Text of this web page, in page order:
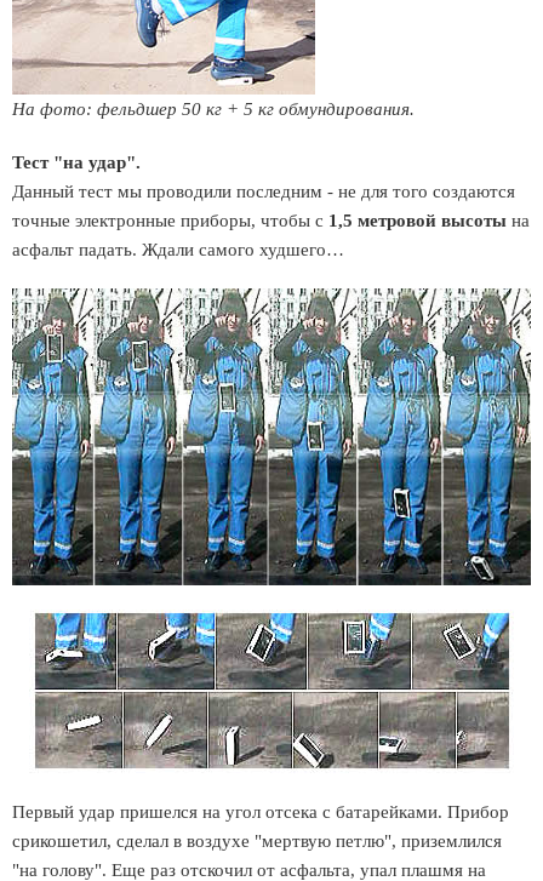
На фото: фельдшер 50 кг + 5 кг обмундирования.
Тест "на удар".
Данный тест мы проводили последним - не для того создаются
точные электронные приборы, чтобы с 1,5 метровой высоты на
асфальт падать. Ждали самого худшего…
Первый удар пришелся на угол отсека с батарейками. Прибор
срикошетил, сделал в воздухе "мертвую петлю", приземлился
"на голову". Еще раз отскочил от асфальта, упал плашмя на